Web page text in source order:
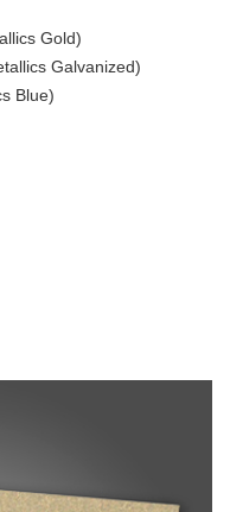
Gold)
Galvanized)
Blue)